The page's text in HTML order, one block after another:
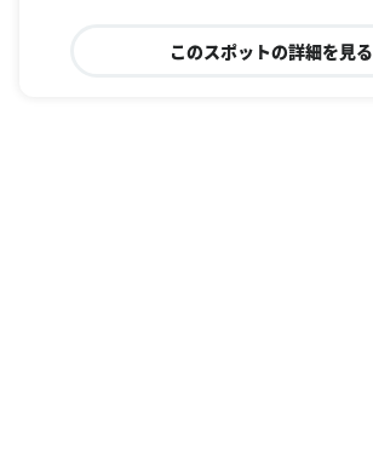
このスポットの詳細を見る